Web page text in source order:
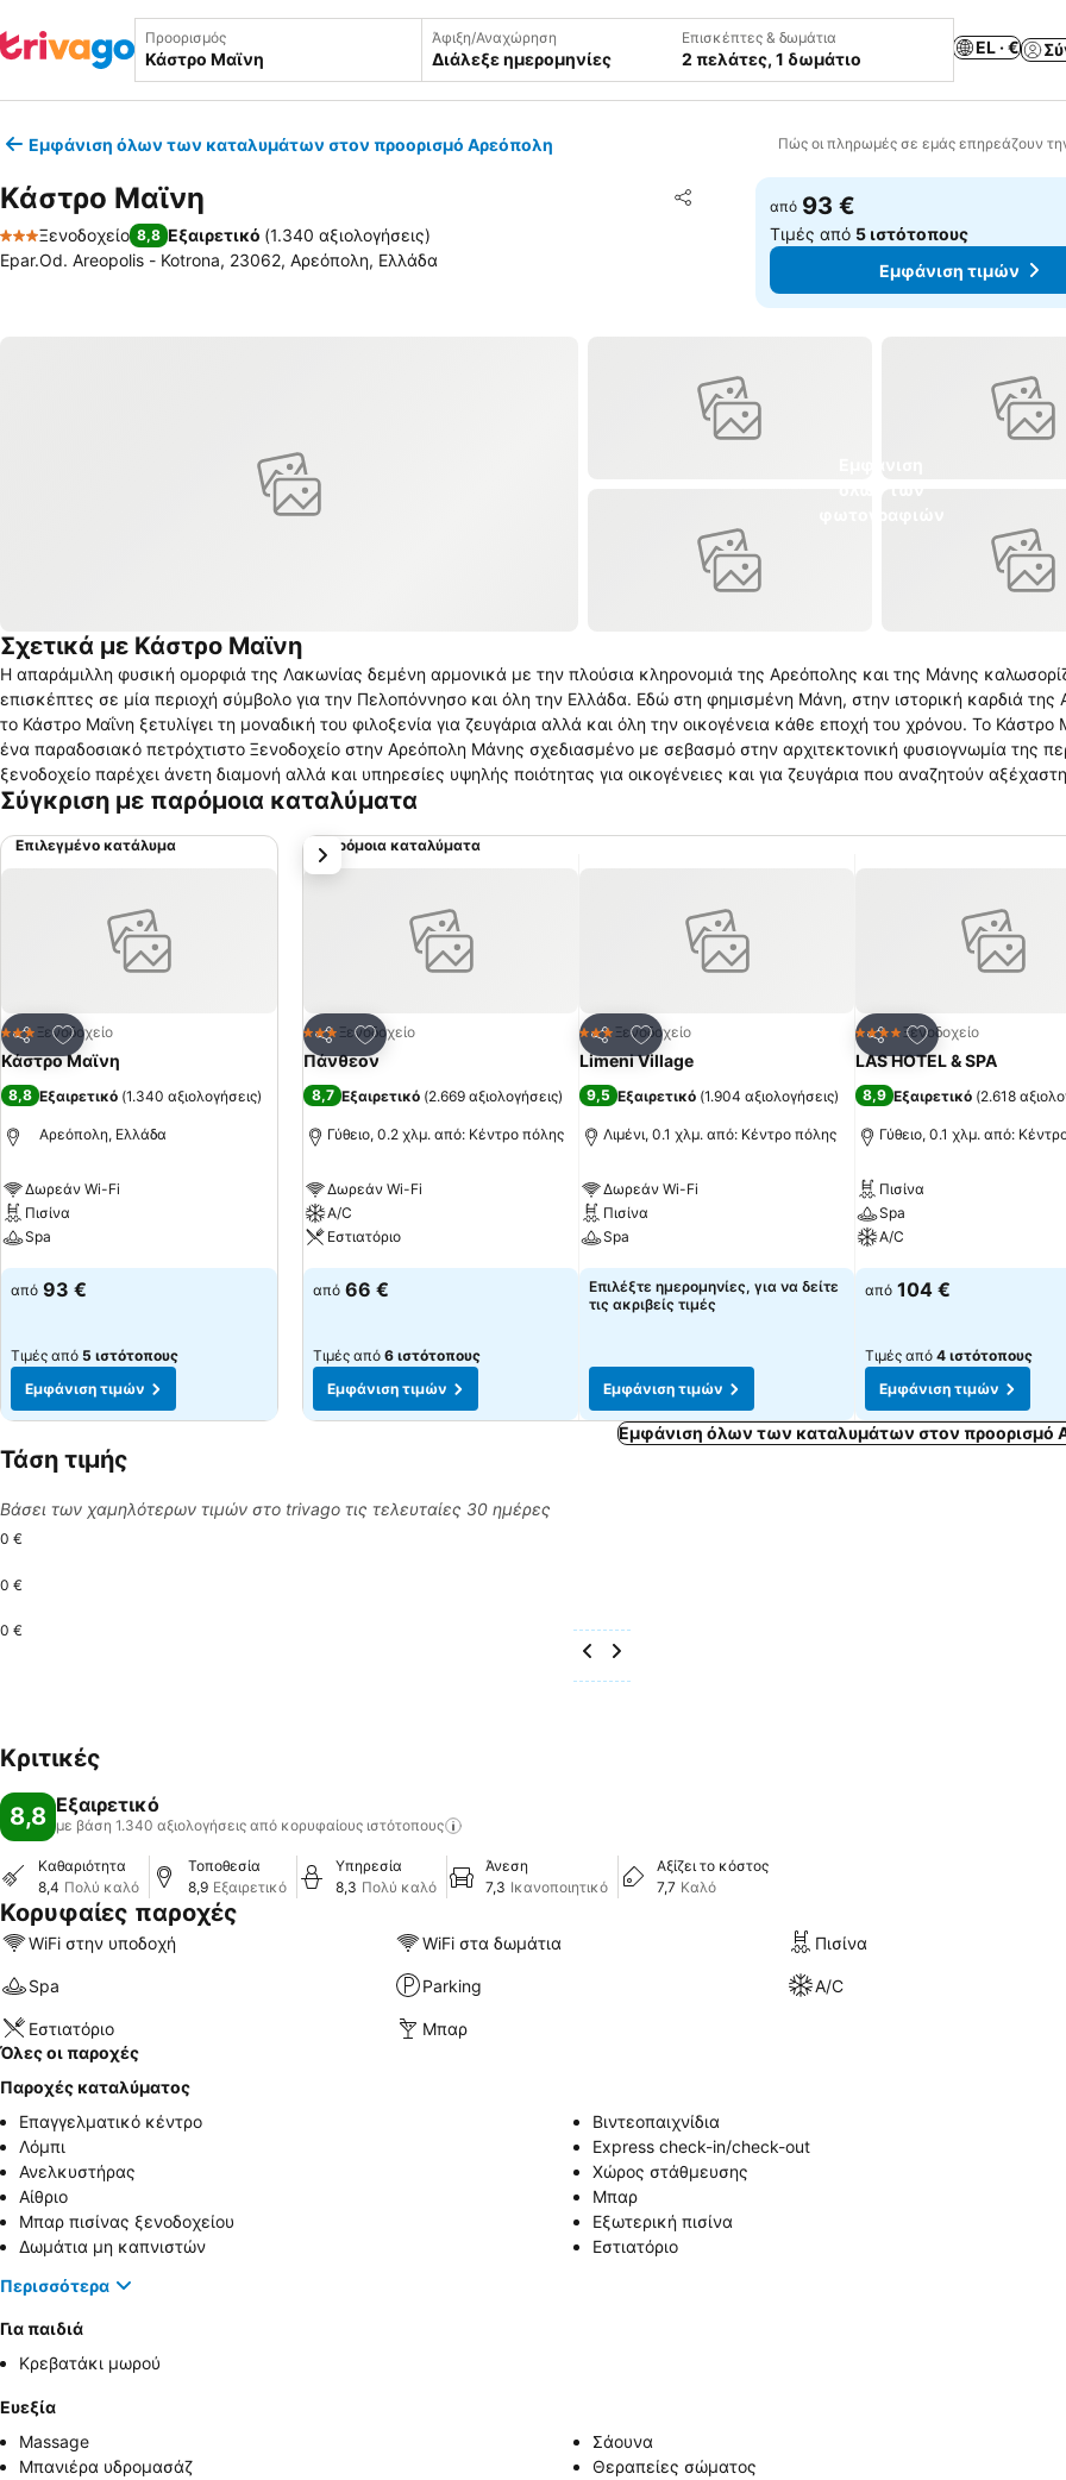
Προορισμός Άφιξη/Αναχώρηση
Διάλεξε ημερομηνίες
Επισκέπτες & δωμάτια
2 πελάτες, 1 δωμάτιο
EL · €
Εμφάνιση όλων των καταλυμάτων στον προορισμό Αρεόπολη Πώς οι πληρωμές σε εμάς επηρεάζουν
Κάστρο Μαϊνη Κοινοποίηση
Προσθήκη στα αγαπημένα
3 Αστέρια
Ξενοδοχείο 8,8 Εξαιρετικό (1.340 αξιολογήσεις)
Epar.Od. Areopolis - Kotrona, 23062, Αρεόπολη, Ελλάδα
από 93 €
Τιμές από 5 ιστότοπους
Εμφάνιση τιμών
Σχετικά με Κάστρο Μαϊνη
Η απαράμιλλη φυσική ομορφιά της Λακωνίας δεμένη αρμονικά με την πλούσια κληρονομιά της Αρεόπολης και της Μάνης
επισκέπτες σε μία περιοχή σύμβολο για την Πελοπόννησο και όλη την Ελλάδα. Εδώ στη φημισμένη Μάνη, στην ιστορική καρδιά της
το Κάστρο Μαΐνη ξετυλίγει τη μοναδική του φιλοξενία για ζευγάρια αλλά και όλη την οικογένεια κάθε εποχή του χρόνου. Το Κάστρο
ένα παραδοσιακό πετρόχτιστο Ξενοδοχείο στην Αρεόπολη Μάνης σχεδιασμένο με σεβασμό στην αρχιτεκτονική φυσιογνωμία της
ξενοδοχείο παρέχει άνετη διαμονή αλλά και υπηρεσίες υψηλής ποιότητας για οικογένειες και για ζευγάρια που αναζητούν
στη Λακωνία και την Πελοπόννησο. Ανάμεσα στα παραδοσιακά Καταλύματα της Μάνης το Κάστρο Μαΐνη εύκολα ξεχωρίζει για την
διαδρομές της Λακωνίας ο αυθεντικός παραδοσιακός ξενώνας στη Μάνη αποτελεί ένα ξεχωριστό σκηνικό απόδρασης για την
επίσης και για ζευγάρια που αναζητούν έναν ρομαντικό προορισμό.
Σύγκριση με παρόμοια καταλύματα
Επιλεγμένο κατάλυμα
Κοινοποίηση
Προσθήκη στα αγαπημένα
3 ΑστέριαΞενοδοχείο
Κάστρο Μαϊνη
8,8 Εξαιρετικό (1.340 αξιολογήσεις)
Αρεόπολη, Ελλάδα
Δωρεάν Wi-Fi
Πισίνα
Spa
Εμφάνιση τιμών
από 93 €
Τιμές από 5 ιστότοπους
Εμφάνιση τιμών
Παρόμοια καταλύματα
Κοινοποίηση
Προσθήκη στα αγαπημένα
3 ΑστέριαΞενοδοχείο
Πάνθεον
8,7 Εξαιρετικό (2.669 αξιολογήσεις)
Γύθειο, 0.2 χλμ. από: Κέντρο πόλης
Δωρεάν Wi-Fi
A/C
Εστιατόριο
Εμφάνιση τιμών
από 66 €
Τιμές από 6 ιστότοπους
Εμφάνιση τιμών
Κοινοποίηση
Προσθήκη στα αγαπημένα
3 ΑστέριαΞενοδοχείο
Limeni Village
9,5 Εξαιρετικό (1.904 αξιολογήσεις)
Λιμένι, 0.1 χλμ. από: Κέντρο πόλης
Δωρεάν Wi-Fi
Πισίνα
Spa
Εμφάνιση τιμών
Επιλέξτε ημερομηνίες, για να δείτε
τις ακριβείς τιμές
Εμφάνιση τιμών
Κοινοποίηση
Προσθήκη στα
4 ΑστέριαΞενοδοχείο
LAS HOTEL & SPA
8,9 Εξαιρετικό (2.618
Γύθειο, 0.1 χλμ. από:
Πισίνα
Spa
A/C
Εμφάνιση τιμών
από 104 €
Τιμές από 4 ιστότοπους
Εμφάνιση τιμών
επόμενο
Εμφάνιση όλων των καταλυμάτων στον προορισμό
Τάση τιμής
Βάσει των χαμηλότερων τιμών στο trivago τις τελευταίες 30 ημέρες
0 €
0 €
0 €
Κριτικές
8,8 Εξαιρετικό
με βάση 1.340 αξιολογήσεις από κορυφαίους ιστότοπους
Καθαριότητα
8,4 Πολύ καλό
Τοποθεσία
8,9 Εξαιρετικό
Υπηρεσία
8,3 Πολύ καλό
Άνεση
7,3 Ικανοποιητικό
Αξίζει το κόστος
7,7 Καλό
Κορυφαίες παροχές
WiFi στην υποδοχή WiFi στα δωμάτια Πισίνα
Spa Parking A/C
Εστιατόριο
Μπαρ
Όλες οι παροχές
Παροχές καταλύματος
Επαγγελματικό κέντρο
Βιντεοπαιχνίδια
Λόμπι
Express check-in/check-out
Ανελκυστήρας
Χώρος στάθμευσης
Αίθριο
Μπαρ
Μπαρ πισίνας ξενοδοχείου
Εξωτερική πισίνα
Δωμάτια μη καπνιστών
Εστιατόριο
Περισσότερα
Για παιδιά
Κρεβατάκι μωρού
Ευεξία
Massage
Σάουνα
Μπανιέρα υδρομασάζ
Θεραπείες σώματος